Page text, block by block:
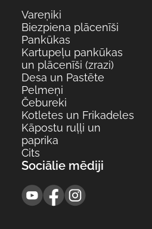
Vareņiki
Biezpiena plācenīši
Pankūkas
Kartupeļu pankūkas
un plācenīši (zrazi)
Desa un Pastēte
Pelmeņi
Čebureki
Kotletes un Frikadeles
Kāpostu ruļļi un
paprika
Cits
Sociālie mēdiji